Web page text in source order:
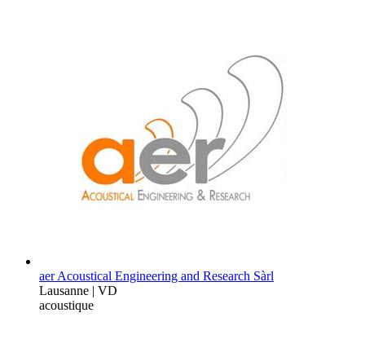
aer Acoustical Engineering and Research Sàrl
Lausanne | VD
acoustique